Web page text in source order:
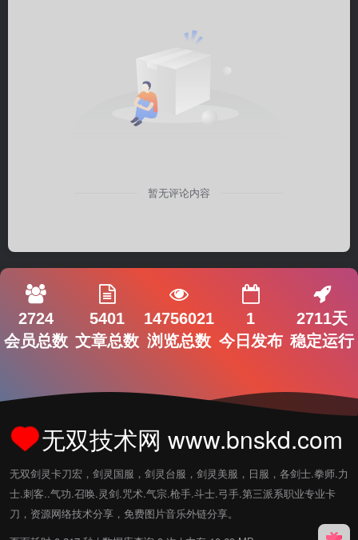
暂无评论内容
2724
会员总数
5401
文章总数
14756021
浏览总数
1
今日发布
2711天
稳定运行
无双技术网 www.bnskd.com
无双剑灵卡刀宏，剑灵国服，剑灵台服，剑灵美服，日服，各剑士.拳师.力
士.刺客..气功.召唤.灵剑.咒术.气宗.枪手.斗士.弓手.第三派系职业专业卡
刀，资源网络技术分享，免费图片音乐外链分享。